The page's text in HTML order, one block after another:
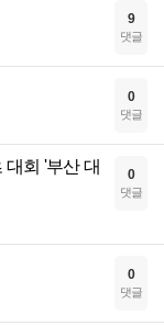
9
댓글
0
댓글
회 '부산 대
0
댓글
0
댓글